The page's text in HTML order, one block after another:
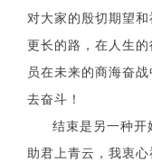
对大家的殷切期望
更长的路，在人生
员在未来的商海奋
去奋斗！
结束是另一种开
助君上青云，我衷